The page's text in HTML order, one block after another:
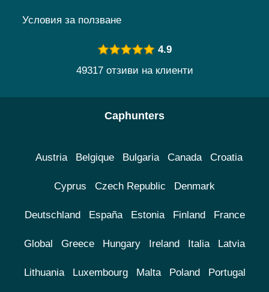
Условия за ползване
4.9
49317 отзиви на клиенти
Caphunters
Austria Belgique Bulgaria Canada Croatia
Cyprus Czech Republic Denmark
Deutschland España Estonia Finland France
Global Greece Hungary Ireland Italia Latvia
Lithuania Luxembourg Malta Poland Portugal